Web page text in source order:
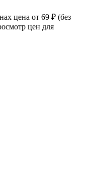
цена от 69 ₽ (без
цен для